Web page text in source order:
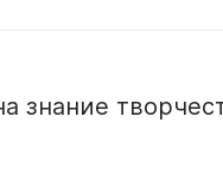
знание